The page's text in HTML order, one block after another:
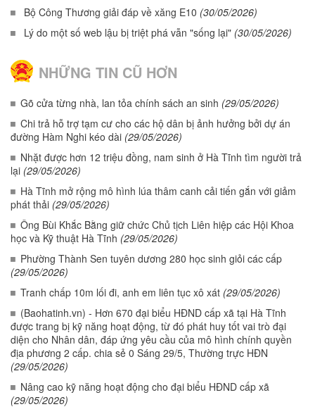
Bộ Công Thương giải đáp về xăng E10 (30/05/2026)
Lý do một số web lậu bị triệt phá vẫn "sống lại" (30/05/2026)
NHỮNG TIN CŨ HƠN
Gõ cửa từng nhà, lan tỏa chính sách an sinh (29/05/2026)
Chi trả hỗ trợ tạm cư cho các hộ dân bị ảnh hưởng bởi dự án
đường Hàm Nghi kéo dài (29/05/2026)
Nhặt được hơn 12 triệu đồng, nam sinh ở Hà Tĩnh tìm người trả
lại (29/05/2026)
Hà Tĩnh mở rộng mô hình lúa thâm canh cải tiến gắn với giảm
phát thải (29/05/2026)
Ông Bùi Khắc Bằng giữ chức Chủ tịch Liên hiệp các Hội Khoa
học và Kỹ thuật Hà Tĩnh (29/05/2026)
Phường Thành Sen tuyên dương 280 học sinh giỏi các cấp
(29/05/2026)
Tranh chấp 10m lối đi, anh em liên tục xô xát (29/05/2026)
(Baohatinh.vn) - Hơn 670 đại biểu HĐND cấp xã tại Hà Tĩnh
được trang bị kỹ năng hoạt động, từ đó phát huy tốt vai trò đại
diện cho Nhân dân, đáp ứng yêu cầu của mô hình chính quyền
địa phương 2 cấp. chia sẻ 0 Sáng 29/5, Thường trực HĐN
(29/05/2026)
Nâng cao kỹ năng hoạt động cho đại biểu HĐND cấp xã
(29/05/2026)